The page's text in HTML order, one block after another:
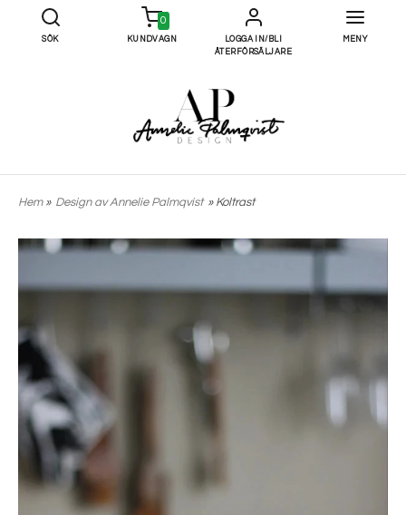
SÖK
0
KUNDVAGN
LOGGA IN/BLI
ÅTERFÖRSÄLJARE
MENY
Hem» Design av Annelie Palmqvist » Koltrast